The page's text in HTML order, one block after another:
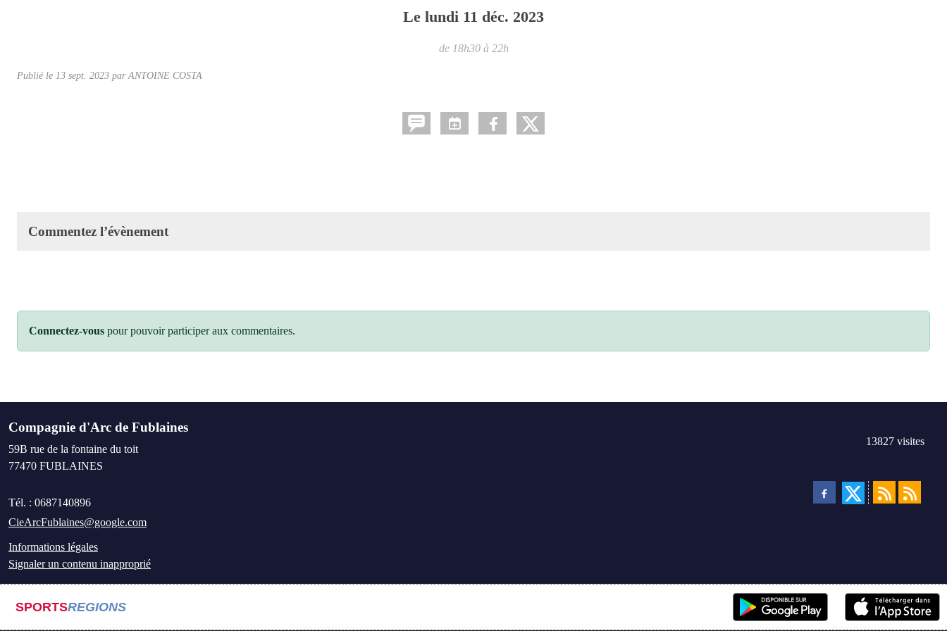
Le lundi 11 déc. 2023
de 18h30 à 22h
Publié le 13 sept. 2023 par ANTOINE COSTA
Commentez l’évènement
Connectez-vous pour pouvoir participer aux commentaires.
Compagnie d'Arc de Fublaines
59B rue de la fontaine du toit
77470 FUBLAINES
Tél. : 0687140896
CieArcFublaines@google.com
Informations légales
Signaler un contenu inapproprié
13827 visites
SPORTSREGIONS